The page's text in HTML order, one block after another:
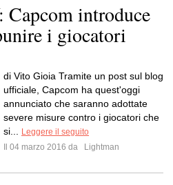
Capcom introduce
i giocatori
di Vito Gioia Tramite un post sul blog
ufficiale, Capcom ha quest'oggi
annunciato che saranno adottate
severe misure contro i giocatori che
si...
Leggere il seguito
Il 04 marzo 2016 da
Lightman